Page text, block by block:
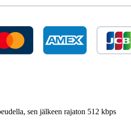
sen jälkeen rajaton 512 kbps